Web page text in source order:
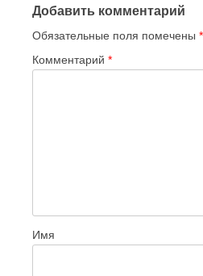
Добавить комментарий
Обязательные поля помечены *
Комментарий *
Имя